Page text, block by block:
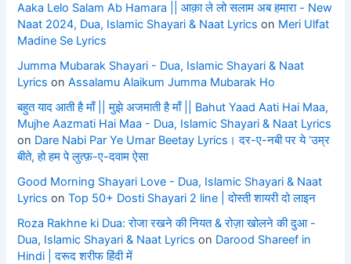
Aaka Lelo Salam Ab Hamara || आक़ा ले लो सलाम अब हमारा - New
Naat 2024, Dua, Islamic Shayari & Naat Lyrics on Meri Ulfat
Madine Se Lyrics
Jumma Mubarak Shayari - Dua, Islamic Shayari & Naat
Lyrics onAssalamu Alaikum Jumma Mubarak Ho
बहुत याद आती है माँ || मुझे अजमाती है माँ || Bahut Yaad Aati Hai Maa,
Mujhe Aazmati Hai Maa - Dua, Islamic Shayari & Naat Lyrics
on Dare Nabi Par Ye Umar Beetay Lyrics। दर-ए-नबी पर ये ‘उम्र
बीते, हो हम पे लुत्फ़-ए-दवाम ऐसा
Good Morning Shayari Love - Dua, Islamic Shayari & Naat
Lyrics onTop 50+ Dosti Shayari 2 line | दोस्ती शायरी दो लाइन
Roza Rakhne ki Dua: रोजा रखने की नियत & रोज़ा खोलने की दुआ -
Dua, Islamic Shayari & Naat Lyrics on Darood Shareef in
Hindi | दरूद शरीफ हिंदी में